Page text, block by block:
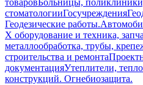
товаровБольницы,
стоматологииГосучреждения
Геодезические работы.
Х оборудование и техника,
металлообработка, трубы,
строительства и ремонта
документацияУтеплители,
конструкций. Огнебиозащита.